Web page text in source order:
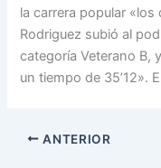
la carrera popular
Rodriguez subió al
categoría Veterano B,
un tiempo de 35’12».
ANTERIOR